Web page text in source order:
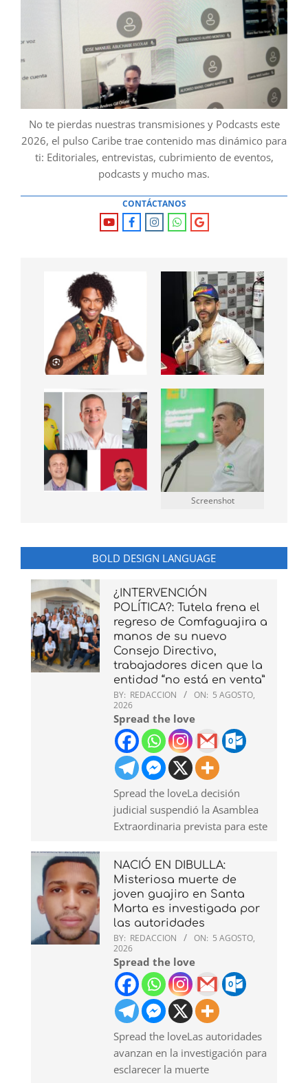
No te pierdas nuestras transmisiones y Podcasts este
2026, el pulso Caribe trae contenido mas dinámico para
ti: Editoriales, entrevistas, cubrimiento de eventos,
podcasts y mucho mas.
CONTÁCTANOS
Screenshot
BOLD DESIGN LANGUAGE
¿INTERVENCIÓN
POLÍTICA?: Tutela frena el
regreso de Comfaguajira a
manos de su nuevo
Consejo Directivo,
trabajadores dicen que la
entidad “no está en venta”
BY: REDACCION ON: 5 AGOSTO,
2026
Spread the love
Spread the loveLa decisión
judicial suspendió la Asamblea
Extraordinaria prevista para este
NACIÓ EN DIBULLA:
Misteriosa muerte de
joven guajiro en Santa
Marta es investigada por
las autoridades
BY: REDACCION ON: 5 AGOSTO,
2026
Spread the love
Spread the loveLas autoridades
avanzan en la investigación para
esclarecer la muerte